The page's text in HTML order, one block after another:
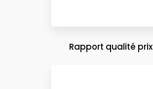
Rapport qualité prix